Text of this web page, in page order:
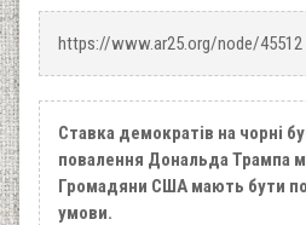
https://www.ar25.org/node/45512
Ставка демократів на чорні
повалення Дональда Трампа
Громадяни США мають бути
умови.